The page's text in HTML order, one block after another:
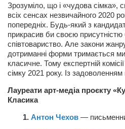
Конкурс «Колибри — детям!»
Конкурс «Колибри» 2013
Интервью
Афиша
Афиша Киев
Афиша Сумы
Зрозуміло, що і «чудова сімка»,
всіх сенсах незвичайного 2020
попередніх. Будь-який з
прикрасив би своєю
співтовариство. Але закони
дотриманні форми тримається
класичне. Тому експертній
сімку 2021 року. Із
Лауреати арт-медіа проєкту
Класика
1. Антон Чехов —